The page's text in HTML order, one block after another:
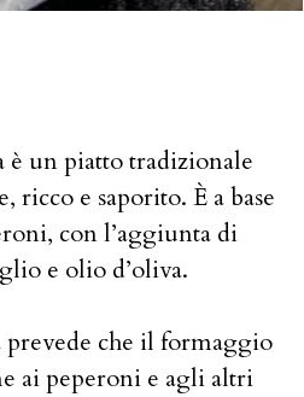
è un piatto tradizionale
ricco e saporito. È a base
con l’aggiunta di
e olio d’oliva.
che il formaggio
ai peperoni e agli altri